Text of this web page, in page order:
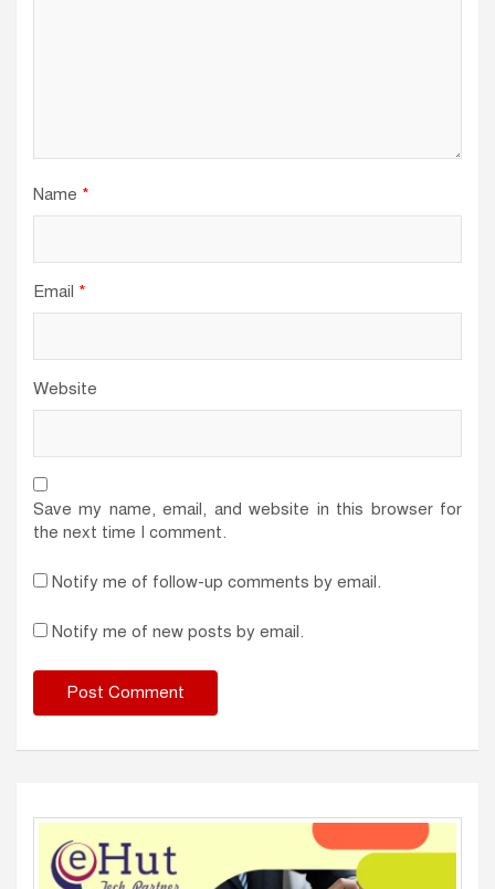
Name *
Email *
Website
Save my name, email, and website in this browser for
the next time I comment.
Notify me of follow-up comments by email.
Notify me of new posts by email.